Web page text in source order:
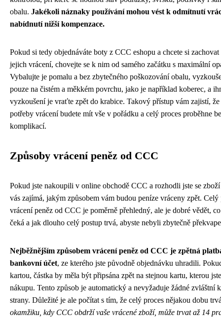
obalu. Jakékoli náznaky používání mohou vést k odmítnutí
nabídnutí nižší kompenzace.
Pokud si tedy objednáváte boty z CCC eshopu a chcete si zachovat
jejich vrácení, chovejte se k nim od samého začátku s maximální
Vybalujte je pomalu a bez zbytečného poškozování obalu,
pouze na čistém a měkkém povrchu, jako je například koberec, a
vyzkoušení je vraťte zpět do krabice. Takový přístup vám zajistí,
potřeby vrácení budete mít vše v pořádku a celý proces proběhne
komplikací.
Způsoby vrácení peněz od CCC
Pokud jste nakoupili v online obchodě CCC a rozhodli jste se
vás zajímá, jakým způsobem vám budou peníze vráceny zpět. Celý
vrácení peněz od CCC je poměrně přehledný, ale je dobré vědět,
čeká a jak dlouho celý postup trvá, abyste nebyli zbytečně
Nejběžnějším způsobem vrácení peněz od CCC je zpětná
bankovní účet, ze kterého jste původně objednávku uhradili.
kartou, částka by měla být připsána zpět na stejnou kartu, kterou
nákupu. Tento způsob je automatický a nevyžaduje žádné zvláštní
strany. Důležité je ale počítat s tím, že celý proces nějakou dobu
okamžiku, kdy CCC obdrží vaše vrácené zboží, může trvat až 14